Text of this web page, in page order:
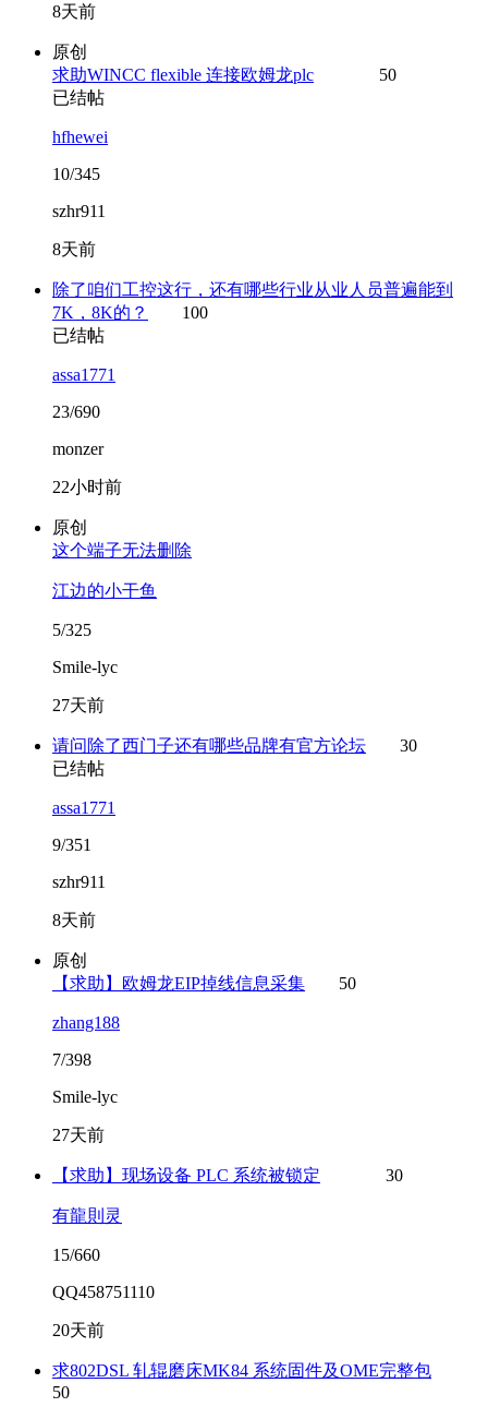
8天前
原创
求助WINCC flexible 连接欧姆龙plc
50
已结帖
hfhewei
10/345
szhr911
8天前
除了咱们工控这行，还有哪些行业从业人员普遍能到
7K，8K的？
100
已结帖
assa1771
23/690
monzer
22小时前
原创
这个端子无法删除
江边的小干鱼
5/325
Smile-lyc
27天前
请问除了西门子还有哪些品牌有官方论坛
30
已结帖
assa1771
9/351
szhr911
8天前
原创
【求助】欧姆龙EIP掉线信息采集
50
zhang188
7/398
Smile-lyc
27天前
【求助】现场设备 PLC 系统被锁定 30
有龍則灵
15/660
QQ458751110
20天前
求802DSL 轧辊磨床MK84 系统固件及OME完整包
50